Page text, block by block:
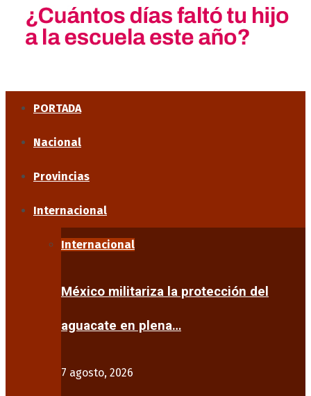
PORTADA
Nacional
Provincias
Internacional
Internacional
México militariza la protección del
aguacate en plena…
7 agosto, 2026